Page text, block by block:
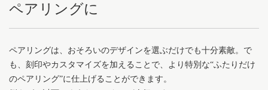
ペアリングに
ペアリングは、おそろいのデザインを選ぶだけでも十分素敵。で
も、刻印やカスタマイズを加えることで、より特別な“ふたりだけ
のペアリング”に仕上げることができます。